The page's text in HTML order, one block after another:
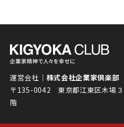
運営会社｜ 株式会社企業家倶楽部
〒135-0042 東京都江東区木場３
階